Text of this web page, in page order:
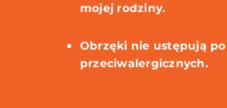
mojej rodziny.
Obrzęki nie ustępują
przeciwalergicznych.